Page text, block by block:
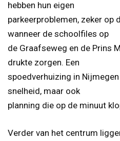
hebben hun eigen
parkeerproblemen, zeker op
wanneer de schoolfiles op
de Graafseweg en de Prins
drukte zorgen. Een
spoedverhuizing in
snelheid, maar ook
planning die op de minuut
Verder van het centrum